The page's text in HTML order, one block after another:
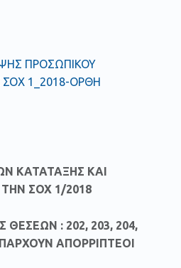
ΠΡΟΣΩΠΙΚΟΥ
1_2018-ΟΡΘΗ
ΚΑΤΑΤΑΞΗΣ ΚΑΙ
ΣΟΧ 1/2018
ΘΕΣΕΩΝ : 202, 203, 204,
ΑΠΟΡΡΙΠΤΕΟΙ